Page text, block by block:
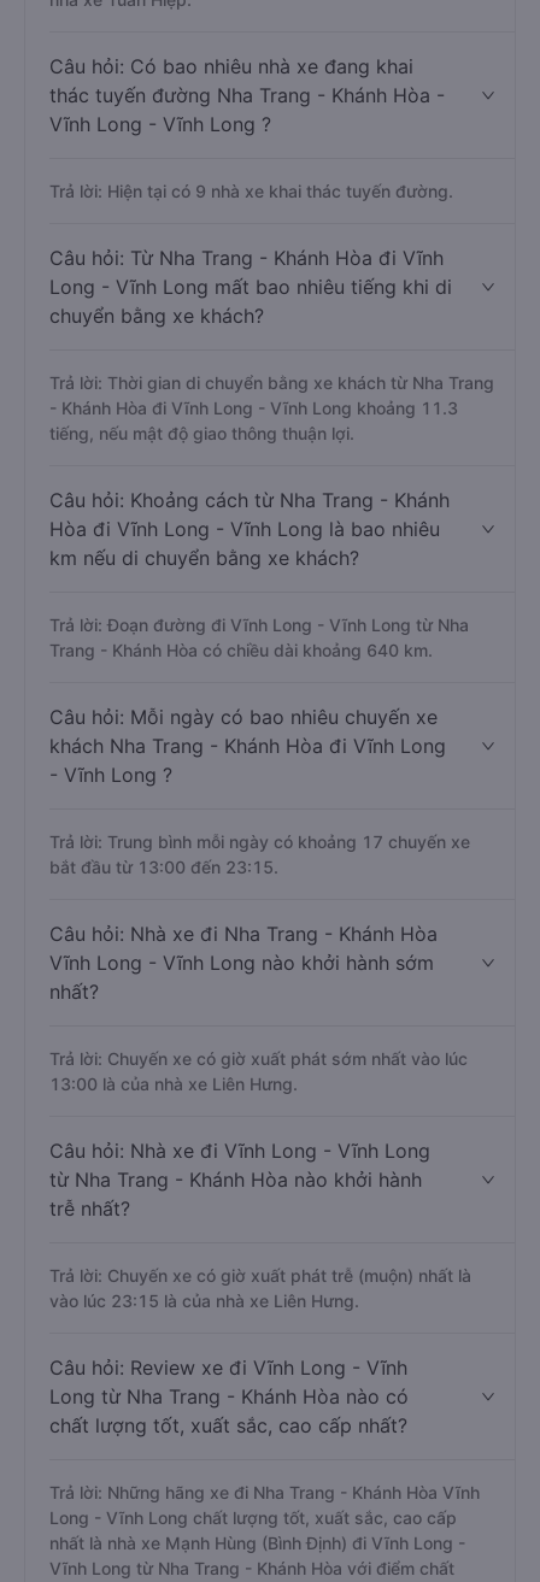
Câu hỏi: Có bao nhiêu nhà xe đang khai
thác tuyến đường Nha Trang - Khánh Hòa -
Vĩnh Long - Vĩnh Long ?
Trả lời: Hiện tại có 9 nhà xe khai thác tuyến đường.
Câu hỏi: Từ Nha Trang - Khánh Hòa đi Vĩnh
Long - Vĩnh Long mất bao nhiêu tiếng khi di
chuyển bằng xe khách?
Trả lời: Thời gian di chuyển bằng xe khách từ Nha Trang
- Khánh Hòa đi Vĩnh Long - Vĩnh Long khoảng 11.3
tiếng, nếu mật độ giao thông thuận lợi.
Câu hỏi: Khoảng cách từ Nha Trang - Khánh
Hòa đi Vĩnh Long - Vĩnh Long là bao nhiêu
km nếu di chuyển bằng xe khách?
Trả lời: Đoạn đường đi Vĩnh Long - Vĩnh Long từ Nha
Trang - Khánh Hòa có chiều dài khoảng 640 km.
Câu hỏi: Mỗi ngày có bao nhiêu chuyến xe
khách Nha Trang - Khánh Hòa đi Vĩnh Long
- Vĩnh Long ?
Trả lời: Trung bình mỗi ngày có khoảng 17 chuyến xe
bắt đầu từ 13:00 đến 23:15.
Câu hỏi: Nhà xe đi Nha Trang - Khánh Hòa
Vĩnh Long - Vĩnh Long nào khởi hành sớm
nhất?
Trả lời: Chuyến xe có giờ xuất phát sớm nhất vào lúc
13:00 là của nhà xe Liên Hưng.
Câu hỏi: Nhà xe đi Vĩnh Long - Vĩnh Long
từ Nha Trang - Khánh Hòa nào khởi hành
trễ nhất?
Trả lời: Chuyến xe có giờ xuất phát trễ (muộn) nhất là
vào lúc 23:15 là của nhà xe Liên Hưng.
Câu hỏi: Review xe đi Vĩnh Long - Vĩnh
Long từ Nha Trang - Khánh Hòa nào có
chất lượng tốt, xuất sắc, cao cấp nhất?
Trả lời: Những hãng xe đi Nha Trang - Khánh Hòa Vĩnh
Long - Vĩnh Long chất lượng tốt, xuất sắc, cao cấp
nhất là nhà xe Mạnh Hùng (Bình Định) đi Vĩnh Long -
Vĩnh Long từ Nha Trang - Khánh Hòa với điểm chất